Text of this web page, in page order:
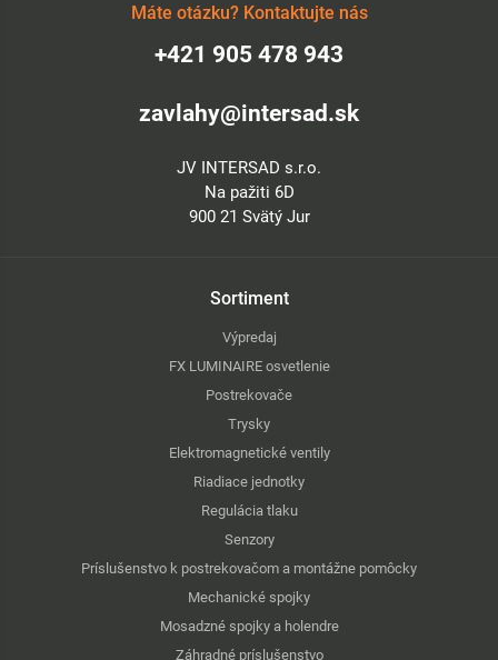
Máte otázku? Kontaktujte nás
+421 905 478 943
zavlahy@intersad.sk
JV INTERSAD s.r.o.
Na pažiti 6D
900 21 Svätý Jur
Sortiment
Výpredaj
FX LUMINAIRE osvetlenie
Postrekovače
Trysky
Elektromagnetické ventily
Riadiace jednotky
Regulácia tlaku
Senzory
Príslušenstvo k postrekovačom a montážne pomôcky
Mechanické spojky
Mosadzné spojky a holendre
Záhradné príslušenstvo